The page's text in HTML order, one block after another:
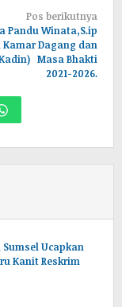
Pos berikutnya
Pandu Winata,S.ip
Dagang dan
Masa Bhakti
2021-2026.
Sumsel Ucapkan
Kanit Reskrim